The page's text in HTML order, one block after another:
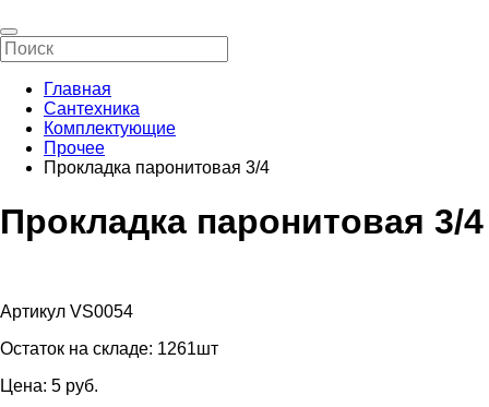
Главная
Сантехника
Комплектующие
Прочее
Прокладка паронитовая 3/4
Прокладка паронитовая 3/4
Артикул VS0054
Остаток на складе: 1261шт
Цена: 5 pуб.